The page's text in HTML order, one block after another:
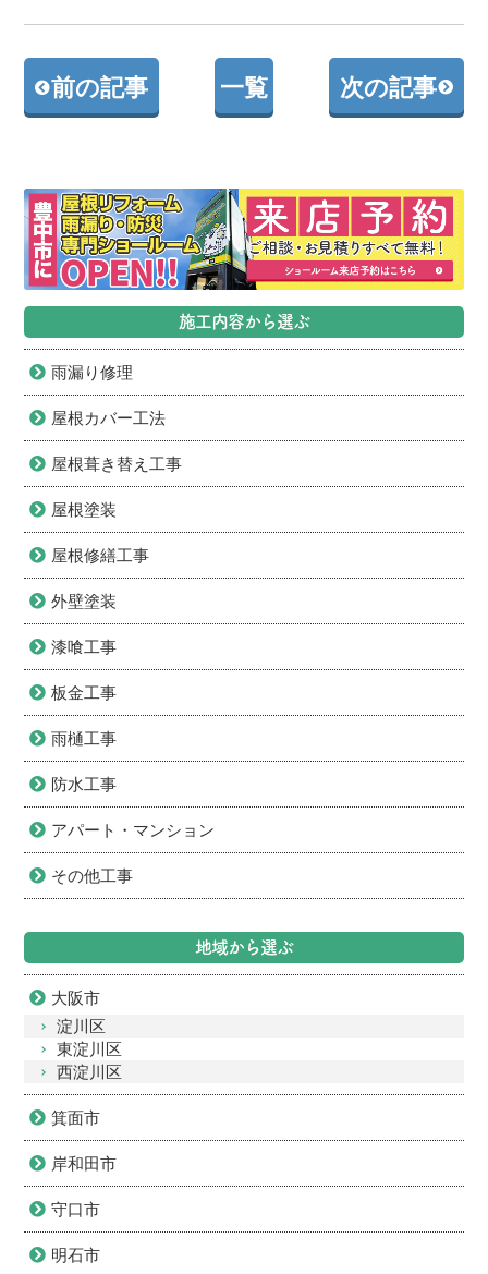
前の記事 一覧 次の記事
施工内容から選ぶ
雨漏り修理
屋根カバー工法
屋根葺き替え工事
屋根塗装
屋根修繕工事
外壁塗装
漆喰工事
板金工事
雨樋工事
防水工事
アパート・マンション
その他工事
地域から選ぶ
大阪市
淀川区
東淀川区
西淀川区
箕面市
岸和田市
守口市
明石市